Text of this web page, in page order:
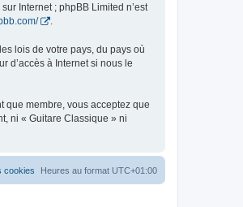
Internet ; phpBB Limited n’est
.
lois de votre pays, du pays où
d’accès à Internet si nous le
que membre, vous acceptez que
ni « Guitare Classique » ni
Heures au format UTC+01:00
cookies